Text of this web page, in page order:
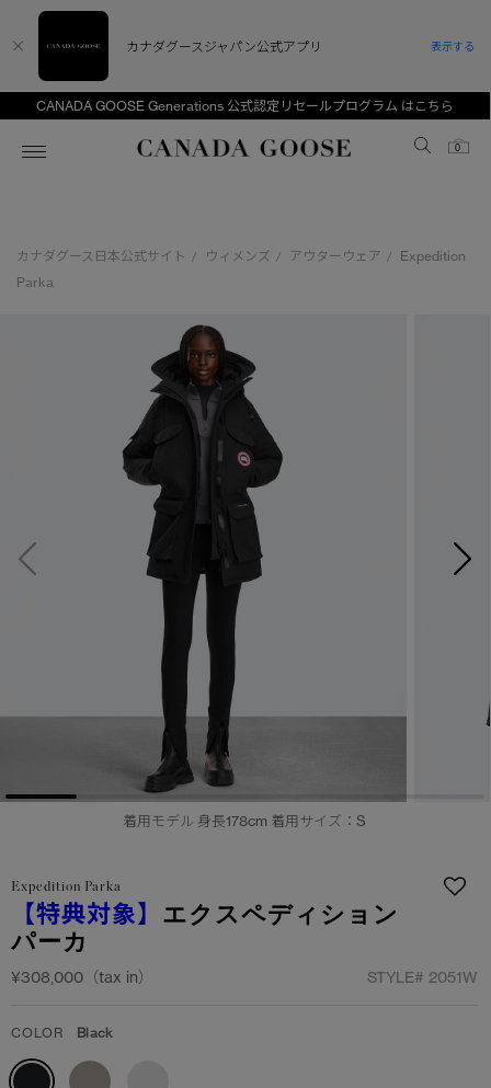
CANADA GOOSE Generations 公式認定リセールプログラム はこちら
Canada Goose
0
ディスカバー
アンバサダー
スプリングコレクション
新着アイテム
ベストセラー
FW26コレクション
サマー 26 コレクション
サマー 26 コレクションLOOK
日本限定モデル
スノーグース
メイドインジャパンTシャツ
アウターウェア
アパレル
アクセサリー
コレクション
新着アイテム
ベストセラー
FW26コレクション
サマー 26 コレクション
サマー 26 コレクションLOOK
日本限定モデル
スノーグース
メイドインジャパンTシャツ
アウターウェア
アパレル
アクセサリー
コレクション
ベビー（0‐24ヵ月)
キッズ（2‐7歳)
ユース（6＋歳)
コレクション
CANADA GOOSE Generationsは、アウター
ウェアの下取り・再販を通じて、長く愛される製
品の価値を受け継いでいきます。
アーカイブの希少なピースもご覧いただけます。
詳しく見る
カナダグース日本公式サイト / ウィメンズ / アウターウェア /
Expedition
Parka
着用モデル 身長178cm 着用サイズ：S
Expedition Parka
【特典対象】 エクスペディション
パーカ
¥308,000（tax in） STYLE# 2051W
COLOR Black
カナダグースジャパン公式アプリ 表示する